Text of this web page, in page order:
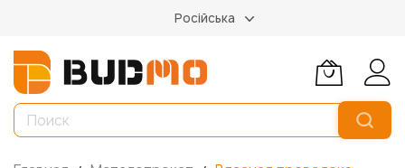
Російська